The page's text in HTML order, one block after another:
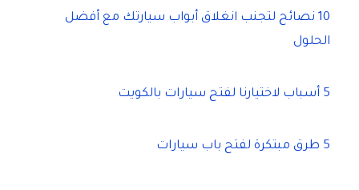
10 نصائح لتجنب انغلاق أبواب سيارتك مع أفضل
الحلول
5 أسباب لاختيارنا لفتح سيارات بالكويت
5 طرق مبتكرة لفتح باب سيارات